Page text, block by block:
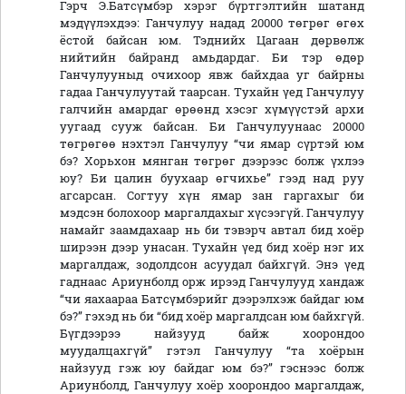
Гэрч Э.Батсүмбэр хэрэг бүртгэлтийн шатанд
мэдүүлэхдээ: Ганчулуу надад 20000 төгрөг өгөх
ёстой байсан юм. Тэднийх Цагаан дөрвөлж
нийтийн байранд амьдардаг. Би тэр өдөр
Ганчулууныд очихоор явж байхдаа уг байрны
гадаа Ганчулуутай таарсан. Тухайн үед Ганчулуу
галчийн амардаг өрөөнд хэсэг хүмүүстэй архи
уугаад сууж байсан. Би Ганчулуунаас 20000
төгрөгөө нэxтэл Ганчулуу “чи ямар сүртэй юм
бэ? Хорьхон мянган төгрөг дээрээс болж үхлээ
юу? Би цалин буухаар өгчихье” гээд над руу
агсарсан. Согтуу хүн ямар зан гаргахыг би
мэдсэн болохоор маргалдахыг хүсээгүй. Ганчулуу
намайг заамдахаар нь би тэвэрч автал бид хоёр
ширээн дээр унасан. Тухайн үед бид хоёр нэг их
маргалдаж, зодолдсон асуудал байхгүй. Энэ үед
гаднаас Ариунболд орж ирээд Ганчулууд хандаж
“чи яахаараа Батсүмбэрийг дээрэлхэж байдаг юм
бэ?” гэхэд нь би “бид хоёр маргалдсан юм байхгүй.
Бүгдээрээ найзууд байж хоорондоо
муудалцахгүй” гэтэл Ганчулуу “та хоёрын
найзууд гэж юу байдаг юм бэ?” гэснээс болж
Ариунболд, Ганчулуу хоёр хоорондоо маргалдаж,